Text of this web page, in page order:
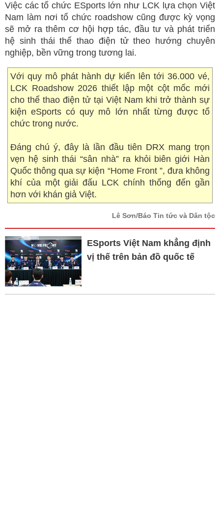
Việc các tổ chức ESports lớn như LCK lựa chọn Việt
Nam làm nơi tổ chức roadshow cũng được kỳ vọng
sẽ mở ra thêm cơ hội hợp tác, đầu tư và phát triển
hệ sinh thái thể thao điện tử theo hướng chuyên
nghiệp, bền vững trong tương lai.
Với quy mô phát hành dự kiến lên tới 36.000 vé,
LCK Roadshow 2026 thiết lập một cột mốc mới
cho thể thao điện tử tại Việt Nam khi trở thành sự
kiện eSports có quy mô lớn nhất từng được tổ
chức trong nước.
Đáng chú ý, đây là lần đầu tiên DRX mang trọn
vẹn hệ sinh thái “sân nhà” ra khỏi biên giới Hàn
Quốc thông qua sự kiện “Home Front ”, đưa không
khí của một giải đấu LCK chính thống đến gần
hơn với khán giả Việt.
Lê Sơn/Báo Tin tức và Dân tộc
ESports Việt Nam khẳng định
vị thế trên bản đồ quốc tế